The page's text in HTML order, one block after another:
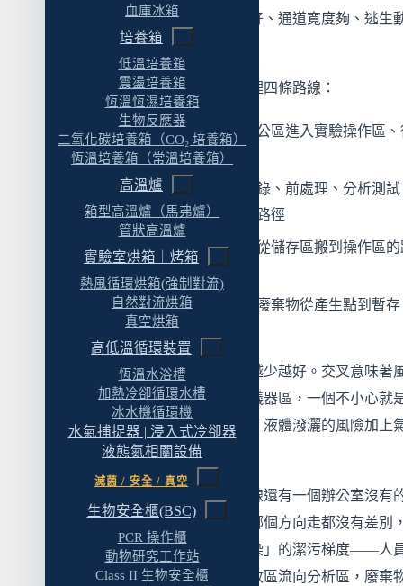
血庫冰箱
培養箱
低溫培養箱
震盪培養箱
恆溫恆濕培養箱
生物反應器
二氧化碳培養箱（CO₂ 培養箱）
恆溫培養箱（常溫培養箱）
高溫爐
箱型高溫爐（馬弗爐）
管狀高溫爐
實驗室烘箱｜烤箱
熱風循環烘箱(強制對流)
自然對流烘箱
真空烘箱
高低溫循環裝置
恆溫水浴槽
加熱冷卻循環水槽
冰水機循環機
水氣捕捉器 | 浸入式冷卻器
液態氮相關設備
滅菌 / 安全 / 真空
生物安全櫃(BSC)
PCR 操作櫃
動物研究工作站
Class II 生物安全櫃
Q5：通道寬度有法規規定嗎？
Q6：現有實驗室想重新調整動線，可行嗎？
Q7：動線設計在什麼階段開始？
Q8：開放式實驗室 vs 隔間式實驗室怎麼選？
Q9：實驗室一定要做單向動線嗎？
Q10：排煙櫃一定要放在實驗室最裡面嗎？
相關產品分類
延伸閱讀
「人」這一條線。動靜分區做好、通道寬度夠、逃生
符合法規，就差不多了。
實驗室的動線設計則要同時處理四條路線：
人員動線：研究人員從辦公區進入實驗操作區、
操作區到清洗區的路徑
樣品動線：樣品從接收登錄、前處理、分析測試
到結果報告和樣品儲存的路徑
試劑與耗材動線
：化學品從儲存區搬到操作區
徑
廢棄物動線：實驗廢液、廢棄物從產生點到暫存
區、再到清運出口的路徑
這四條路線在空間裡的交叉點越少越好。交叉意味著
——化學品搬運路線穿過精密儀器區，一個不小心就
撞和污染；廢液桶經過辦公區，液體潑灑的風險加上
的問題。
除了多條路線之外，實驗室動線還有一個辦公室沒有
性：方向性。辦公室裡人員從哪個方向走都沒有差別
實驗室的動線有「從乾淨到汙染」的潔污梯度——人
清潔區進入操作區，樣品從接收區流向分析區，廢棄